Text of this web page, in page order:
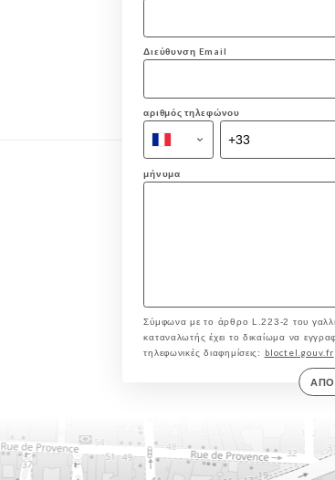
Διεύθυνση Email
αριθμός τηλεφώνου
μήνυμα
Σύμφωνα με το άρθρο L.223-2 του
καταναλωτής έχει το δικαίωμα να
τηλεφωνικές διαφημίσεις:
bloctel.gouv.fr